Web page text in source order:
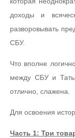
доходы и
разворовывать
СБУ.
Что вполне
между СБУ и
отлично, слажена.
Для освоения
Часть 1: Три